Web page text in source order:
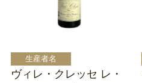
ヴィレ・クレッセ レ・